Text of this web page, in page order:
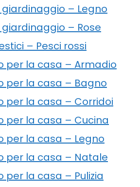
– Legno
– Rose
– Pesci rossi
per la casa – Armadio
per la casa – Bagno
per la casa – Corridoi
per la casa – Cucina
per la casa – Legno
per la casa – Natale
la casa – Pulizia